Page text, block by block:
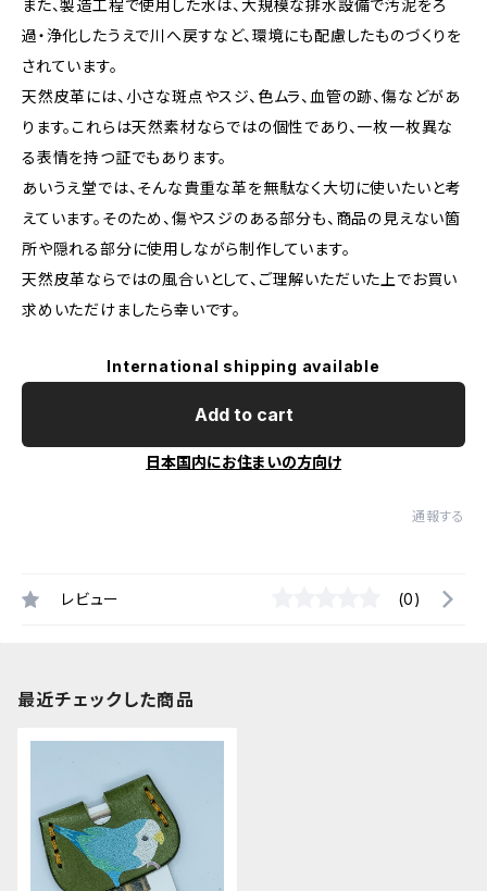
また、製造工程で使用した水は、大規模な排水設備で汚泥をろ
過・浄化したうえで川へ戻すなど、環境にも配慮したものづくりを
されています。
天然皮革には、小さな斑点やスジ、色ムラ、血管の跡、傷などがあ
ります。これらは天然素材ならではの個性であり、一枚一枚異な
る表情を持つ証でもあります。
あいうえ堂では、そんな貴重な革を無駄なく大切に使いたいと考
えています。そのため、傷やスジのある部分も、商品の見えない箇
所や隠れる部分に使用しながら制作しています。
天然皮革ならではの風合いとして、ご理解いただいた上でお買い
求めいただけましたら幸いです。
International shipping available
Add to cart
日本国内にお住まいの方向け
通報する
レビュー (0)
最近チェックした商品